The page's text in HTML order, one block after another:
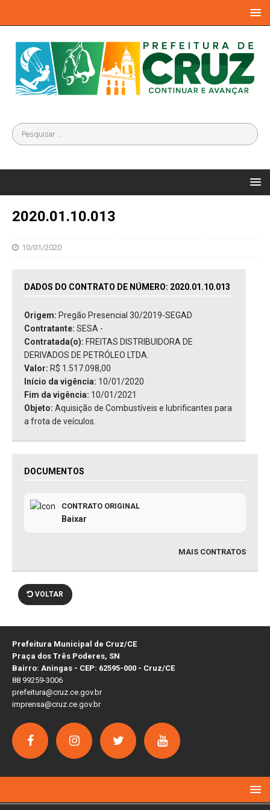
2020.01.10.013
10/01/2020
DADOS DO CONTRATO DE NÚMERO: 2020.01.10.013
Origem: Pregão Presencial 30/2019-SEGAD
Contratante: SESA -
Contratada(o): FREITAS DISTRIBUIDORA DE
DERIVADOS DE PETRÓLEO LTDA.
Valor: R$ 1.517.098,00
Início da vigência: 10/01/2020
Fim da vigência: 10/01/2021
Objeto: Aquisição de Combustíveis e lubrificantes para
a frota de veículos.
DOCUMENTOS
CONTRATO ORIGINAL
Baixar
MAIS CONTRATOS
VOLTAR
Prefeitura Municipal de Cruz/CE
Praça dos Três Poderes, SN
Bairro: Aningas - CEP: 62595-000 - Cruz/CE
88 99259-3006
prefeitura@cruz.ce.gov.br
imprensa@cruz.ce.gov.br